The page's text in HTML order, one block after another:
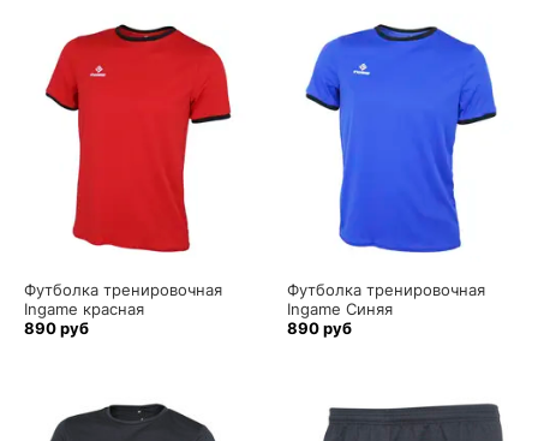
Футболка тренировочная
Ingame красная
890 руб
Футболка тренировочная
Ingame Синяя
890 руб